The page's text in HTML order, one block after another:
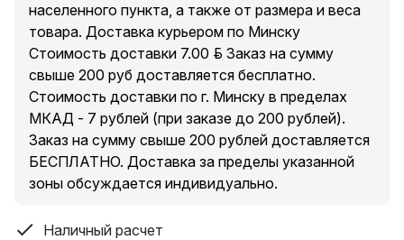
населенного пункта, а также от размера и веса
товара. Доставка курьером по Минску
Стоимость доставки 7.00 руб. Заказ на сумму
свыше 200 руб доставляется бесплатно.
Стоимость доставки по г. Минску в пределах
МКАД - 7 рублей (при заказе до 200 рублей).
Заказ на сумму свыше 200 рублей доставляется
БЕСПЛАТНО. Доставка за пределы указанной
зоны обсуждается индивидуально.
Наличный расчет